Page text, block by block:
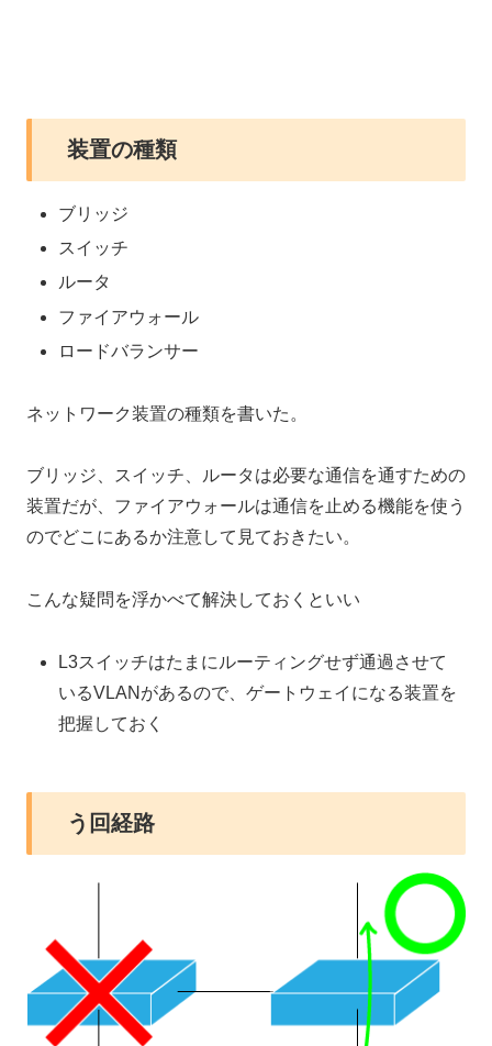
装置の種類
ブリッジ
スイッチ
ルータ
ファイアウォール
ロードバランサー
ネットワーク装置の種類を書いた。
ブリッジ、スイッチ、ルータは必要な通信を通すための
装置だが、ファイアウォールは通信を止める機能を使う
のでどこにあるか注意して見ておきたい。
こんな疑問を浮かべて解決しておくといい
L3スイッチはたまにルーティングせず通過させて
いるVLANがあるので、ゲートウェイになる装置を
把握しておく
う回経路